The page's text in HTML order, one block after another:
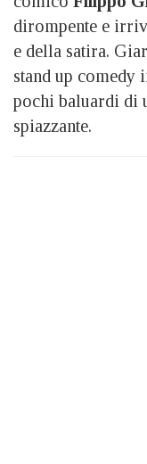
dirompente e
e della satira.
stand up comedy
pochi baluardi di
spiazzante.